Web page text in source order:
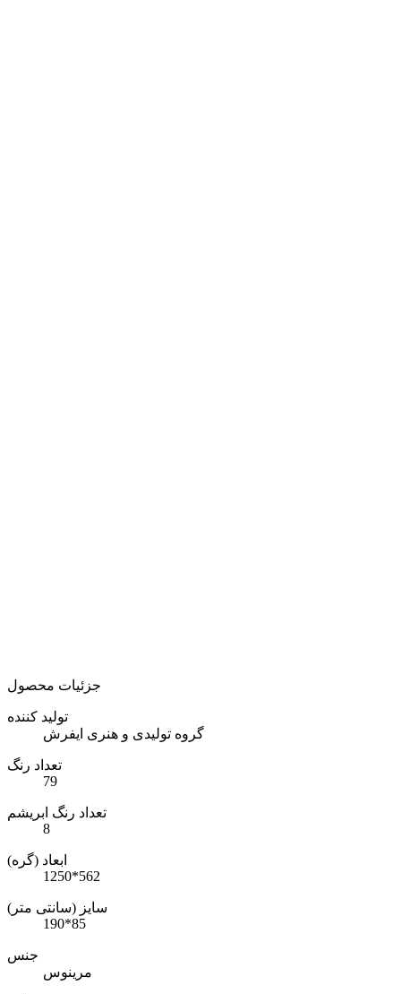
جزئیات محصول
تولید کننده
گروه تولیدی و هنری ایفرش
تعداد رنگ
79
تعداد رنگ ابریشم
8
ابعاد (گره)
1250*562
سایز (سانتی متر)
190*85
جنس
مرینوس